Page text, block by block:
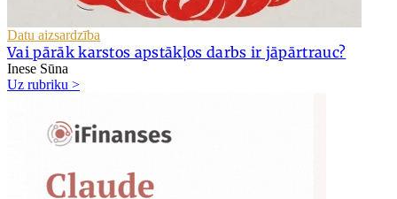
Datu aizsardzība
Vai pārāk karstos apstākļos darbs ir jāpārtrauc?
Inese Sūna
Uz rubriku >